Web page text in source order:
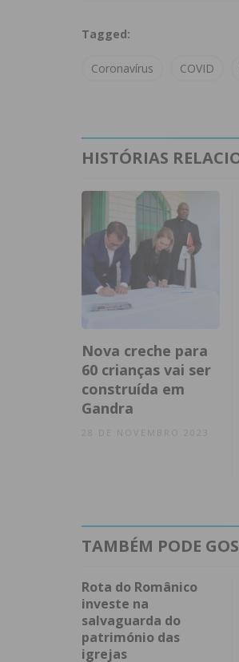
Tagged:
Coronavírus COVID
HISTÓRIAS
Nova creche para
60 crianças vai ser
construída em
Gandra
TAMBÉM PODE
Rota do Românico
investe na
salvaguarda do
património das
igrejas